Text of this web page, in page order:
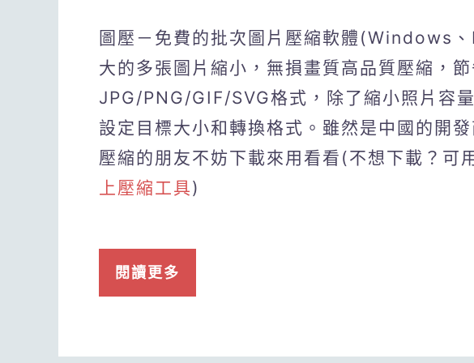
圖壓－免費的批次圖片壓縮軟體(Windows
大的多張圖片縮小，無損畫質高品質壓縮，
JPG/PNG/GIF/SVG格式，除了縮小照片容
設定目標大小和轉換格式。雖然是中國的開
壓縮的朋友不妨下載來用看看(不想下載？可
上壓縮工具)
閱讀更多